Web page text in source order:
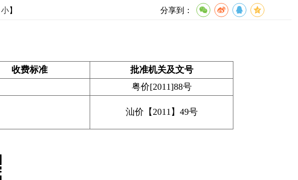
小】 分享到：
收费标准
批准机关及文号
粤价[2011]88号
汕价【2011】49号